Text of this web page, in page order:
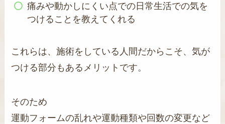
痛みや動かしにくい点での日常生活での気を
つけることを教えてくれる
これらは、施術をしている人間だからこそ、気が
つける部分もあるメリットです。
そのため
運動フォームの乱れや運動種類や回数の変更など